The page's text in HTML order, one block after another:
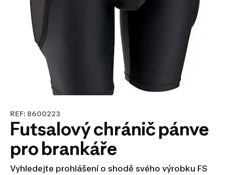
REF: 8600223
Futsalový chránič pánve
pro brankáře
Vyhledejte prohlášení o shodě svého výrobku FS